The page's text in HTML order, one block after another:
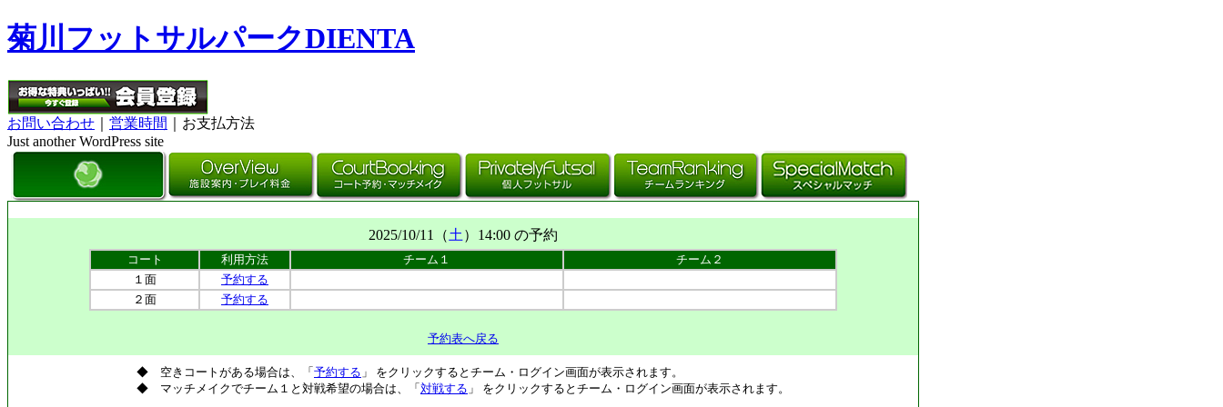
菊川フットサルパークDIENTA
お問い合わせ 営業時間
｜お支払方法
Just another WordPress site
2025/10/11（土 ）14:00 の予約
コート 利用方法 チーム１
チーム２
１面
予約する
２面
予約する
予約表へ戻る
◆ 空きコートがある場合は、「 予約する 」 をクリックするとチーム・ログイン画面が表示されます。
◆ マッチメイクでチーム１と対戦希望の場合は、「 対戦する 」 をクリックするとチーム・ログイン画面が表示されます。